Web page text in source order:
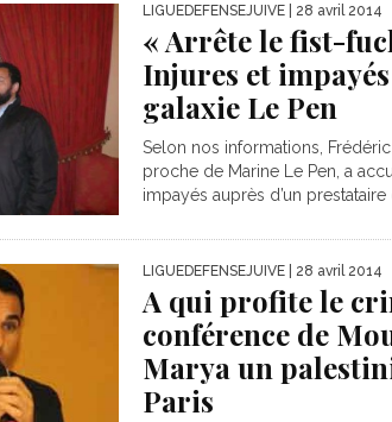
LIGUEDEFENSEJUIVE | 28 avril 2014
« Arrête le fist-
Injures et
galaxie Le Pen
Selon nos informations, Frédéric
proche de Marine Le Pen, a
impayés auprès d’un prestataire
LIGUEDEFENSEJUIVE | 28 avril 2014
A qui profite le
conférence de
Marya un
Paris